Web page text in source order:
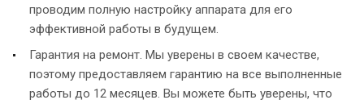
проводим полную настройку аппарата для его
эффективной работы в будущем.
Гарантия на ремонт. Мы уверены в своем качестве,
поэтому предоставляем гарантию на все выполненные
работы до 12 месяцев. Вы можете быть уверены, что